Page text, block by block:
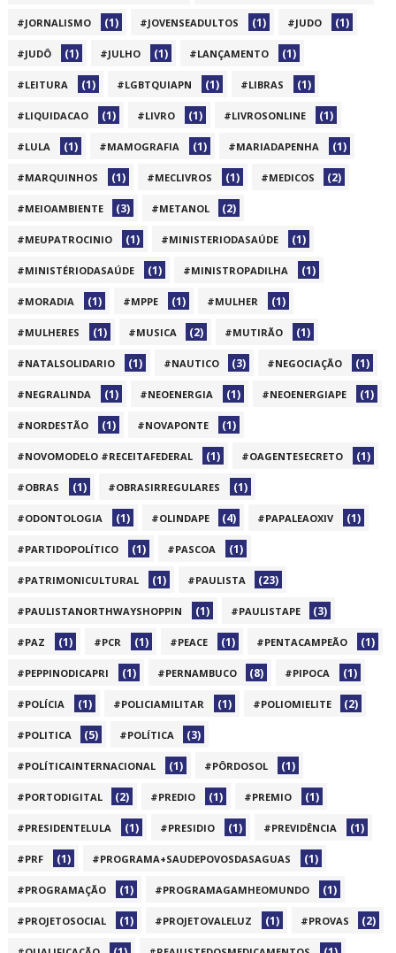
#JORNALISMO (1) #JOVENSEADULTOS (1) #JUDO (1)
#JUDÔ (1) #JULHO (1) #LANÇAMENTO (1)
#LEITURA (1) #LGBTQUIAPN (1) #LIBRAS (1)
#LIQUIDACAO (1) #LIVRO (1) #LIVROSONLINE (1)
#LULA (1) #MAMOGRAFIA (1) #MARIADAPENHA (1)
#MARQUINHOS (1) #MECLIVROS (1) #MEDICOS (2)
#MEIOAMBIENTE (3) #METANOL (2)
#MEUPATROCINIO (1) #MINISTERIODASAÚDE (1)
#MINISTÉRIODASAÚDE (1) #MINISTROPADILHA (1)
#MORADIA (1) #MPPE (1) #MULHER (1)
#MULHERES (1) #MUSICA (2) #MUTIRÃO (1)
#NATALSOLIDARIO (1) #NAUTICO (3) #NEGOCIAÇÃO (1)
#NEGRALINDA (1) #NEOENERGIA (1) #NEOENERGIAPE (1)
#NORDESTÃO (1) #NOVAPONTE (1)
#NOVOMODELO #RECEITAFEDERAL (1) #OAGENTESECRETO (1)
#OBRAS (1) #OBRASIRREGULARES (1)
#ODONTOLOGIA (1) #OLINDAPE (4) #PAPALEAOXIV (1)
#PARTIDOPOLÍTICO (1) #PASCOA (1)
#PATRIMONICULTURAL (1) #PAULISTA (23)
#PAULISTANORTHWAYSHOPPIN (1) #PAULISTAPE (3)
#PAZ (1) #PCR (1) #PEACE (1) #PENTACAMPEÃO (1)
#PEPPINODICAPRI (1) #PERNAMBUCO (8) #PIPOCA (1)
#POLÍCIA (1) #POLICIAMILITAR (1) #POLIOMIELITE (2)
#POLITICA (5) #POLÍTICA (3)
#POLÍTICAINTERNACIONAL (1) #PÔRDOSOL (1)
#PORTODIGITAL (2) #PREDIO (1) #PREMIO (1)
#PRESIDENTELULA (1) #PRESIDIO (1) #PREVIDÊNCIA (1)
#PRF (1) #PROGRAMA+SAUDEPOVOSDASAGUAS (1)
#PROGRAMAÇÃO (1) #PROGRAMAGAMHEOMUNDO (1)
#PROJETOSOCIAL (1) #PROJETOVALELUZ (1) #PROVAS (2)